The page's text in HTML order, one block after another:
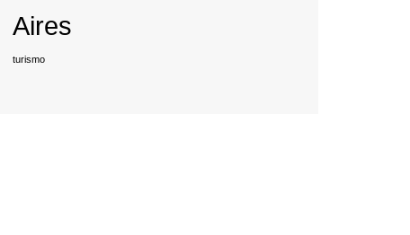
Aires
turismo